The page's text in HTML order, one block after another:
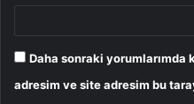
Daha sonraki yorumlarımda
adresim ve site adresim bu